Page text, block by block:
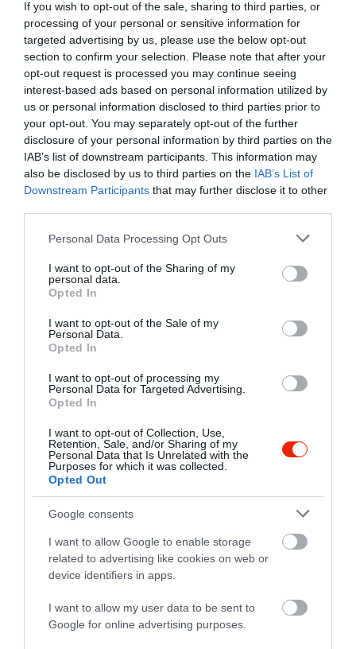
If you wish to opt-out of the sale, sharing to third parties, or
processing of your personal or sensitive information for
targeted advertising by us, please use the below opt-out
section to confirm your selection. Please note that after your
opt-out request is processed you may continue seeing
interest-based ads based on personal information utilized by
us or personal information disclosed to third parties prior to
your opt-out. You may separately opt-out of the further
disclosure of your personal information by third parties on the
IAB’s list of downstream participants. This information may
also be disclosed by us to third parties on the IAB’s List of
Downstream Participants that may further disclose it to other
Please note that this website/app uses one or more Google
not limited to your visit or usage behaviour. You may click to
grant or deny consent to Google and its third-party tags to
use your data for below specified purposes in below Google
consent section.
Personal Data Processing Opt Outs
I want to opt-out of the Sharing of my
personal data.
Opted In
I want to opt-out of the Sale of my
Personal Data.
Opted In
I want to opt-out of processing my
Personal Data for Targeted Advertising.
Opted In
I want to opt-out of Collection, Use,
Retention, Sale, and/or Sharing of my
Personal Data that Is Unrelated with the
Purposes for which it was collected.
Opted Out
Google consents
I want to allow Google to enable storage
related to advertising like cookies on web or
device identifiers in apps.
I want to allow my user data to be sent to
Google for online advertising purposes.
Értékelések Értékeld Te is
4.3
Összesen 3
5 2
2 0
Éva Kis
2023. November 5.
Kellemes hely, szép kialakítás,
kényelem, profi kiszolgálás.
furcsa, hogy egyetlen
gnocchin kívül az étlapon
semmilyen vegetáriánus fogás
nem található. A hús+köret
variáció elég unalmas Jobb
híján csirke supréme-t ettem,